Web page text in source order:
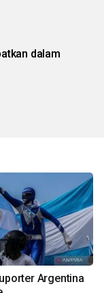
dalam
Argentina